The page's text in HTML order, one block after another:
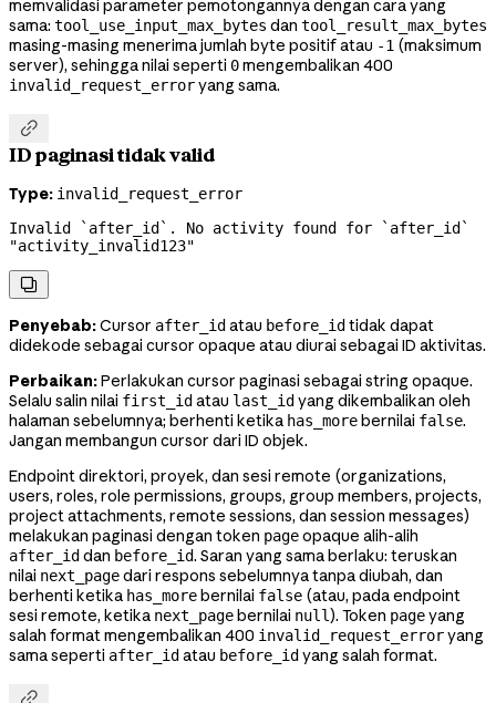
memvalidasi parameter pemotongannya dengan cara yang
sama: tool_use_input_max_bytes dan tool_result_max_bytes
masing-masing menerima jumlah byte positif atau -1 (maksimum
server), sehingga nilai seperti 0mengembalikan 400
invalid_request_erroryang sama.

ID paginasi tidak valid
Type: invalid_request_error
Invalid `after_id`. No activity found for `after_id`
"activity_invalid123"

Penyebab:Cursor after_id atau before_id tidak dapat
didekode sebagai cursor opaque atau diurai sebagai ID aktivitas.
Perbaikan:Perlakukan cursor paginasi sebagai string opaque.
Selalu salin nilai first_id atau last_id yang dikembalikan oleh
halaman sebelumnya; berhenti ketika has_morebernilai false.
Jangan membangun cursor dari ID objek.
Endpoint direktori, proyek, dan sesi remote (organizations,
users, roles, role permissions, groups, group members, projects,
project attachments, remote sessions, dan session messages)
melakukan paginasi dengan token pageopaque alih-alih
after_id dan before_id. Saran yang sama berlaku: teruskan
nilai next_pagedari respons sebelumnya tanpa diubah, dan
berhenti ketika has_morebernilai false (atau, pada endpoint
sesi remote, ketika next_pagebernilai null). Token pageyang
salah format mengembalikan 400 invalid_request_erroryang
sama seperti after_id atau before_id yang salah format.